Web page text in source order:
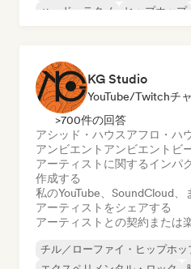
ハード・テクノ
ヒップホップ
KG Studio
>700件の回答
アシッド・ハウスアフロ・ハ
アンビエント アンビエント ビ
アーティストに関するインパ
作成する
私のYouTube、SoundCloud
アーティストをシェアする
アーティストとの契約または
チル／ローファイ・ヒップホッ